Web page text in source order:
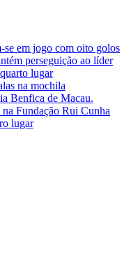
em jogo com oito golos
perseguição ao líder
lugar
na mochila
Benfica de Macau.
Fundação Rui Cunha
lugar